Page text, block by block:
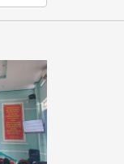
bảo hiểm y tế